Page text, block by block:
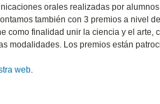
orales realizadas por
también con 3 premios a nivel
como finalidad unir la ciencia y el
modalidades. Los premios están
web.